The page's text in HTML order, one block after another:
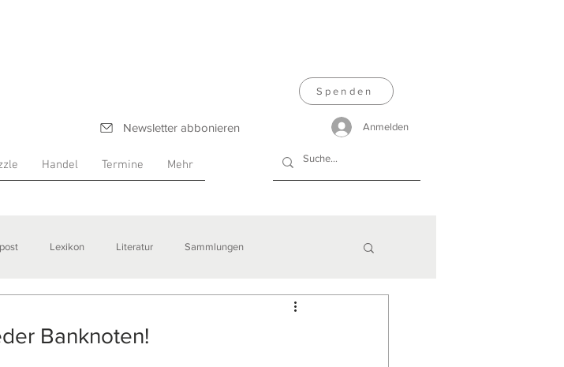
Newsletter abbonieren
Handel Termine Mehr
Spenden
Anmelden
Lexikon Literatur Sammlungen
Banknoten!